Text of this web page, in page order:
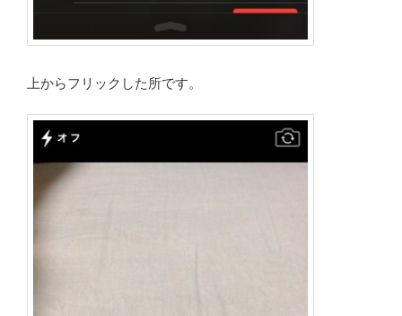
上からフリックした所です。